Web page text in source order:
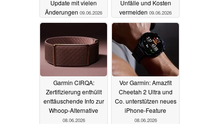
Update mit vielen
Änderungen 09.06.2026
Unfälle und Kosten
vermeiden 09.06.2026
Garmin CIRQA:
Zertifizierung enthüllt
enttäuschende Info zur
Whoop-Alternative
08.06.2026
Vor Garmin: Amazfit
Cheetah 2 Ultra und
Co. unterstützen neues
iPhone-Feature
08.06.2026